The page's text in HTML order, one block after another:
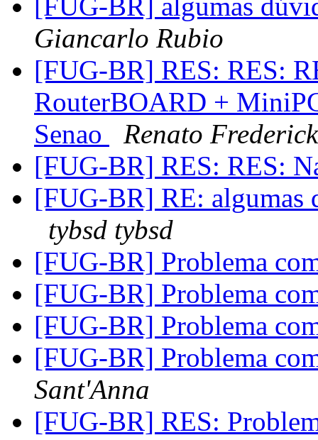
[FUG-BR] algumas
Giancarlo Rubio
[FUG-BR] RES: RES:
RouterBOARD +
Senao
Renato Frederick
[FUG-BR] RES: RES:
[FUG-BR] RE: algumas
tybsd tybsd
[FUG-BR] Problema
[FUG-BR] Problema
[FUG-BR] Problema
[FUG-BR] Problema
Sant'Anna
[FUG-BR] RES: